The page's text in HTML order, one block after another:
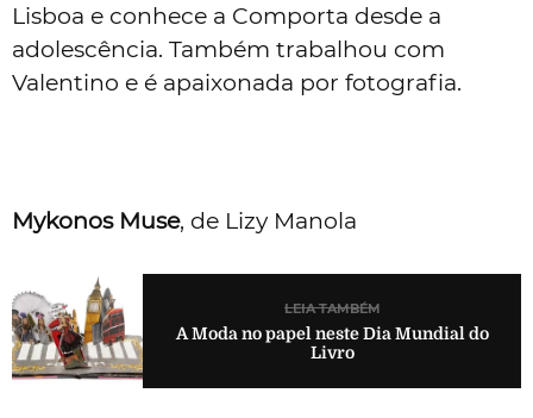
Lisboa e conhece a Comporta desde a
adolescência. Também trabalhou com
Valentino e é apaixonada por fotografia.
Mykonos Muse, de Lizy Manola
LEIA TAMBÉM
A Moda no papel neste Dia Mundial do
Livro